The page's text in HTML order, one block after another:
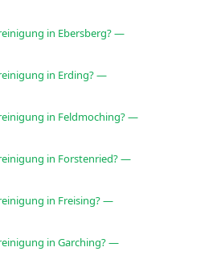
in Ebersberg? —
in Erding? —
in Feldmoching? —
in Forstenried? —
in Freising? —
in Garching? —